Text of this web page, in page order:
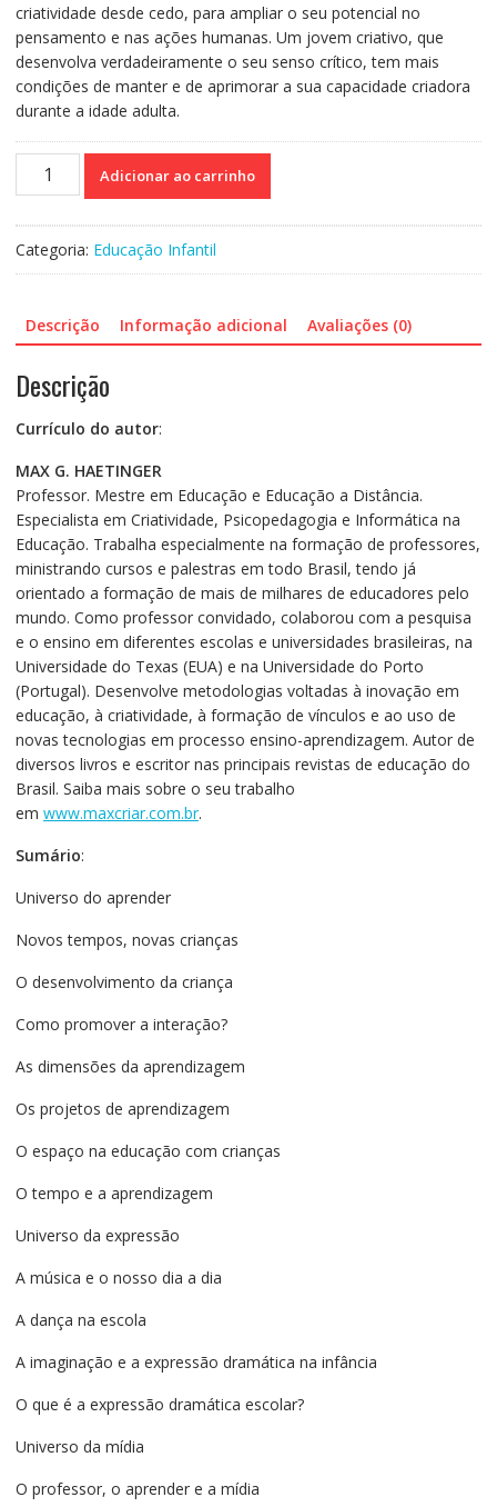
criatividade desde cedo, para ampliar o seu potencial no
pensamento e nas ações humanas. Um jovem criativo, que
desenvolva verdadeiramente o seu senso crítico, tem mais
condições de manter e de aprimorar a sua capacidade criadora
durante a idade adulta.
Universo
criativo
-
na
de
quantidade
Adicionar ao carrinho
Categoria: Educação Infantil
Descrição Informação adicional Avaliações (0)
Descrição
Currículo do autor:
MAX G. HAETINGER
Professor. Mestre em Educação e Educação a Distância.
Especialista em Criatividade, Psicopedagogia e Informática na
Educação. Trabalha especialmente na formação de professores,
ministrando cursos e palestras em todo Brasil, tendo já
orientado a formação de mais de milhares de educadores pelo
mundo. Como professor convidado, colaborou com a pesquisa
e o ensino em diferentes escolas e universidades brasileiras, na
Universidade do Texas (EUA) e na Universidade do Porto
(Portugal). Desenvolve metodologias voltadas à inovação em
educação, à criatividade, à formação de vínculos e ao uso de
novas tecnologias em processo ensino-aprendizagem. Autor de
diversos livros e escritor nas principais revistas de educação do
Brasil. Saiba mais sobre o seu trabalho
em www.maxcriar.com.br.
Sumário:
Universo do aprender
Novos tempos, novas crianças
O desenvolvimento da criança
Como promover a interação?
As dimensões da aprendizagem
Os projetos de aprendizagem
O espaço na educação com crianças
O tempo e a aprendizagem
Universo da expressão
A música e o nosso dia a dia
A dança na escola
A imaginação e a expressão dramática na infância
O que é a expressão dramática escolar?
Universo da mídia
O professor, o aprender e a mídia